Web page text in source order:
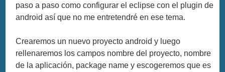
paso a paso como configurar el eclipse con el plugin de
android así que no me entretendré en ese tema.
Crearemos un nuevo proyecto android y luego
rellenaremos los campos nombre del proyecto, nombre
de la aplicación, package name y escogeremos que es